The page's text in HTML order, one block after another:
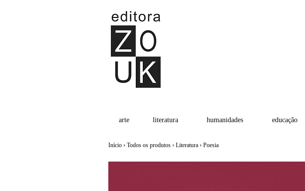
arte literatura humanidades educação
Início › Todos os produtos › Literatura › Poesia